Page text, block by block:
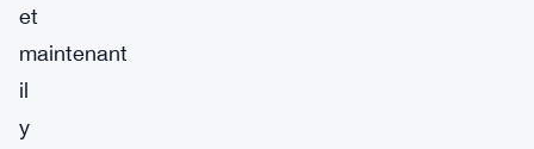
et
maintenant
il
y